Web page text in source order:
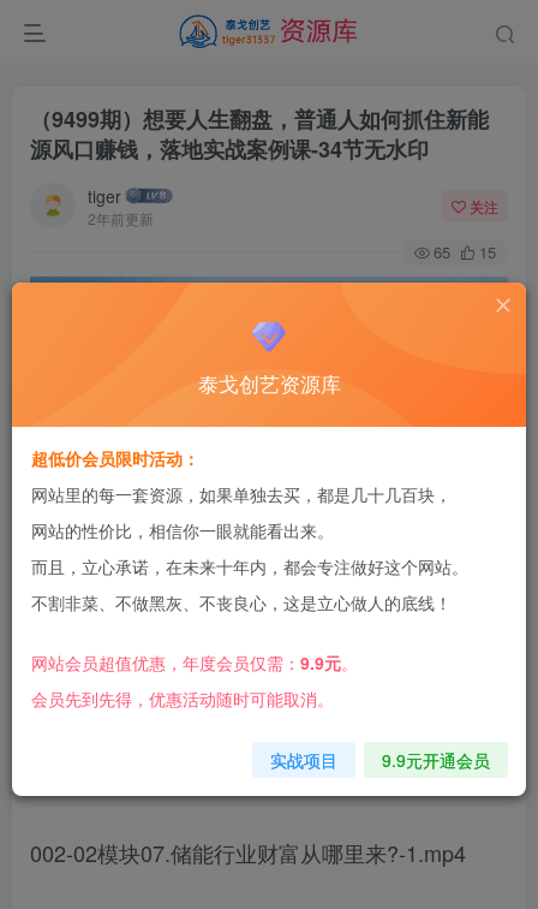
（9499期）想要人生翻盘，普通人如何抓住新能
源风口赚钱，落地实战案例课-34节无水印
tiger
2年前更新
关注
65 15
002-02模块07.储能行业财富从哪里来?-1.mp4
泰戈创艺资源库
超低价会员限时活动：
网站里的每一套资源，如果单独去买，都是几十几百块，
网站的性价比，相信你一眼就能看出来。
而且，立心承诺，在未来十年内，都会专注做好这个网站。
不割非菜、不做黑灰、不丧良心，这是立心做人的底线！
网站会员超值优惠，年度会员仅需： 9.9元。
会员先到先得，优惠活动随时可能取消。
实战项目 9.9元开通会员